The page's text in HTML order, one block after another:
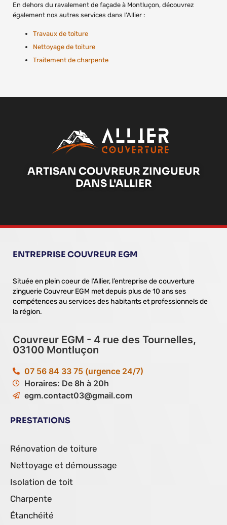
En dehors du ravalement de façade à Montluçon, découvrez
également nos autres services dans l’Allier :
Travaux de toiture
Nettoyage de toiture
Traitement de charpente
ARTISAN COUVREUR ZINGUEUR
DANS L'ALLIER
ENTREPRISE COUVREUR EGM
Située en plein coeur de l’Allier, l’entreprise de couverture
zinguerie Couvreur EGM met depuis plus de 10 ans ses
compétences au services des habitants et professionnels de
la région.
Couvreur EGM - 4 rue des Tournelles,
03100 Montluçon
07 56 84 33 75 (urgence 24/7)
Horaires: De 8h à 20h
egm.contact03@gmail.com
PRESTATIONS
Rénovation de toiture
Nettoyage et démoussage
Isolation de toit
Charpente
Étanchéité